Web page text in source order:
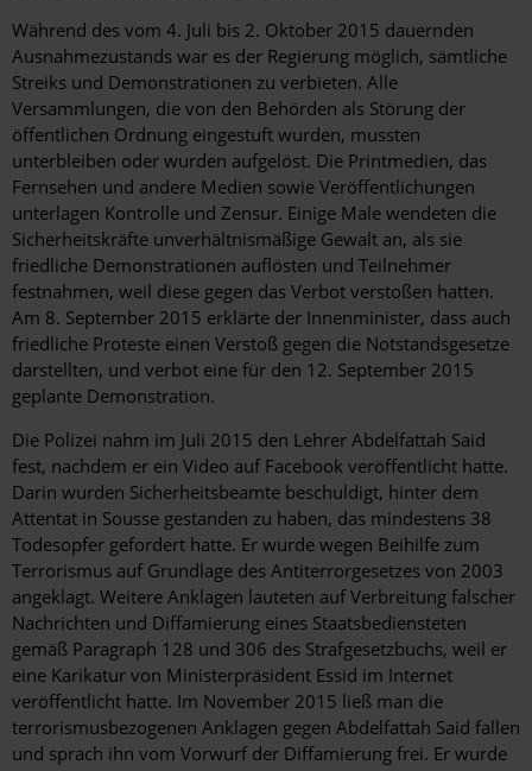
Während des vom 4. Juli bis 2. Oktober 2015 dauernden
Ausnahmezustands war es der Regierung möglich, sämtliche
Streiks und Demonstrationen zu verbieten. Alle
Versammlungen, die von den Behörden als Störung der
öffentlichen Ordnung eingestuft wurden, mussten
unterbleiben oder wurden aufgelöst. Die Printmedien, das
Fernsehen und andere Medien sowie Veröffentlichungen
unterlagen Kontrolle und Zensur. Einige Male wendeten die
Sicherheitskräfte unverhältnismäßige Gewalt an, als sie
friedliche Demonstrationen auflösten und Teilnehmer
festnahmen, weil diese gegen das Verbot verstoßen hatten.
Am 8. September 2015 erklärte der Innenminister, dass auch
friedliche Proteste einen Verstoß gegen die Notstandsgesetze
darstellten, und verbot eine für den 12. September 2015
geplante Demonstration.
Die Polizei nahm im Juli 2015 den Lehrer Abdelfattah Said
fest, nachdem er ein Video auf Facebook veröffentlicht hatte.
Darin wurden Sicherheitsbeamte beschuldigt, hinter dem
Attentat in Sousse gestanden zu haben, das mindestens 38
Todesopfer gefordert hatte. Er wurde wegen Beihilfe zum
Terrorismus auf Grundlage des Antiterrorgesetzes von 2003
angeklagt. Weitere Anklagen lauteten auf Verbreitung falscher
Nachrichten und Diffamierung eines Staatsbediensteten
gemäß Paragraph 128 und 306 des Strafgesetzbuchs, weil er
eine Karikatur von Ministerpräsident Essid im Internet
veröffentlicht hatte. Im November 2015 ließ man die
terrorismusbezogenen Anklagen gegen Abdelfattah Said fallen
und sprach ihn vom Vorwurf der Diffamierung frei. Er wurde